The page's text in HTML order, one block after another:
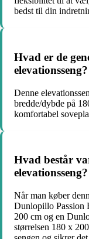
bedst til din
Hvad er de
elevationsseng?
Denne
bredde/dybde på
komfortabel
Hvad består
elevationsseng?
Når man køber
Dunlopillo Passion
200 cm og en
størrelsen 180 x